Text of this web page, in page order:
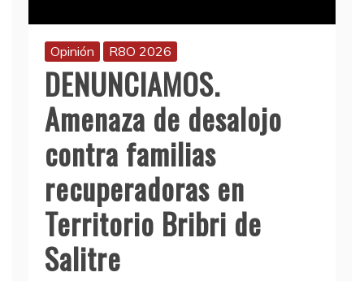
Opinión R8O 2026
DENUNCIAMOS.
Amenaza de desalojo
contra familias
recuperadoras en
Territorio Bribri de
Salitre